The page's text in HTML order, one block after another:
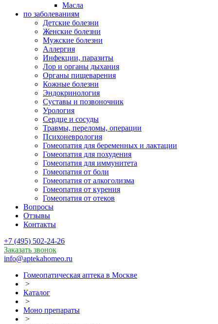
Масла
по заболеваниям
Детские болезни
Женские болезни
Мужские болезни
Аллергия
Инфекции, паразиты
Лор и органы дыхания
Органы пищеварения
Кожные болезни
Эндокринология
Суставы и позвоночник
Урология
Сердце и сосуды
Травмы, переломы, операции
Психоневрология
Гомеопатия для беременных и лактации
Гомеопатия для похудения
Гомеопатия для иммунитета
Гомеопатия от боли
Гомеопатия от алкоголизма
Гомеопатия от курения
Гомеопатия от отеков
Вопросы
Отзывы
Контакты
+7 (495) 502-24-26
Заказать звонок
info@aptekahomeo.ru
Гомеопатическая аптека в Москве
>
Каталог
>
Моно препараты
>